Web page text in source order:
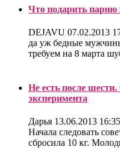
Что подарить парню
DEJAVU 07.02.2013
да уж бедные
требуем на 8 марта
Не есть после
эксперимента
Дарья 13.06.2013 16:35
Начала следовать
сбросила 10 кг.